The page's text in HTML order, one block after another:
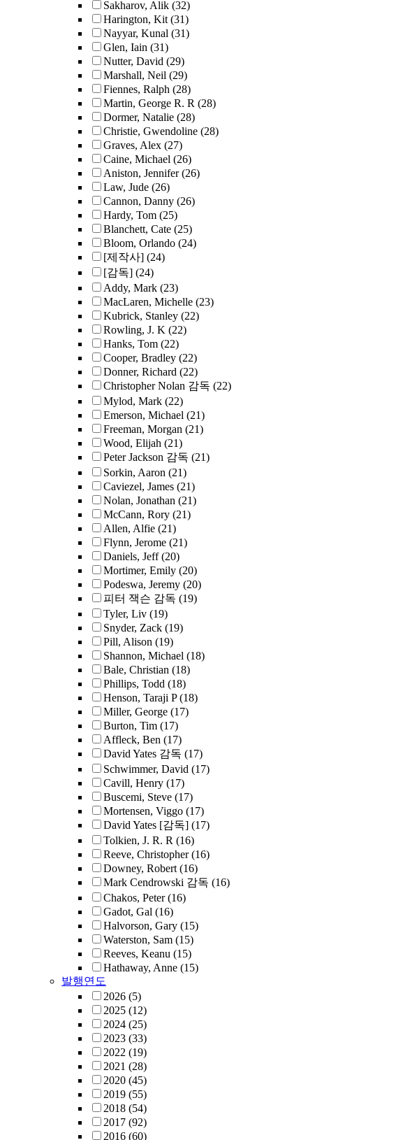
Sakharov, Alik (32)
Harington, Kit (31)
Nayyar, Kunal (31)
Glen, Iain (31)
Nutter, David (29)
Marshall, Neil (29)
Fiennes, Ralph (28)
Martin, George R. R (28)
Dormer, Natalie (28)
Christie, Gwendoline (28)
Graves, Alex (27)
Caine, Michael (26)
Aniston, Jennifer (26)
Law, Jude (26)
Cannon, Danny (26)
Hardy, Tom (25)
Blanchett, Cate (25)
Bloom, Orlando (24)
[제작사] (24)
[감독] (24)
Addy, Mark (23)
MacLaren, Michelle (23)
Kubrick, Stanley (22)
Rowling, J. K (22)
Hanks, Tom (22)
Cooper, Bradley (22)
Donner, Richard (22)
Christopher Nolan 감독 (22)
Mylod, Mark (22)
Emerson, Michael (21)
Freeman, Morgan (21)
Wood, Elijah (21)
Peter Jackson 감독 (21)
Sorkin, Aaron (21)
Caviezel, James (21)
Nolan, Jonathan (21)
McCann, Rory (21)
Allen, Alfie (21)
Flynn, Jerome (21)
Daniels, Jeff (20)
Mortimer, Emily (20)
Podeswa, Jeremy (20)
피터 잭슨 감독 (19)
Tyler, Liv (19)
Snyder, Zack (19)
Pill, Alison (19)
Shannon, Michael (18)
Bale, Christian (18)
Phillips, Todd (18)
Henson, Taraji P (18)
Miller, George (17)
Burton, Tim (17)
Affleck, Ben (17)
David Yates 감독 (17)
Schwimmer, David (17)
Cavill, Henry (17)
Buscemi, Steve (17)
Mortensen, Viggo (17)
David Yates [감독] (17)
Tolkien, J. R. R (16)
Reeve, Christopher (16)
Downey, Robert (16)
Mark Cendrowski 감독 (16)
Chakos, Peter (16)
Gadot, Gal (16)
Halvorson, Gary (15)
Waterston, Sam (15)
Reeves, Keanu (15)
Hathaway, Anne (15)
발행연도
2026 (5)
2025 (12)
2024 (25)
2023 (33)
2022 (19)
2021 (28)
2020 (45)
2019 (55)
2018 (54)
2017 (92)
2016 (60)